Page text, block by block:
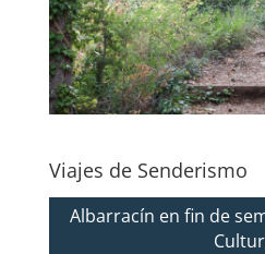
Viajes de Senderismo
Albarracín en fin de